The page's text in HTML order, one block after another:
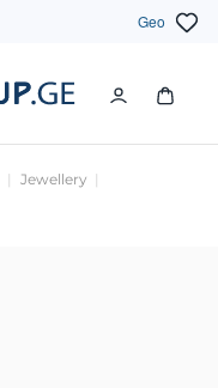
Geo
Jewellery